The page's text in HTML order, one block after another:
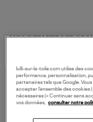
VOS DERNIERS
lulli-sur-la-toile.com utilise des
performance, personnalisation,
partenaires tels que Google.
accepter l’ensemble des cookies
nécessaires (« Continuer sans
vos données, consulter notre